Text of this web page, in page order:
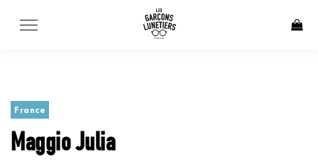
France
Maggio Julia